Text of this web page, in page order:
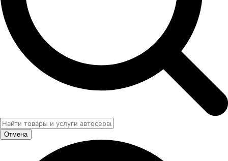
Отмена